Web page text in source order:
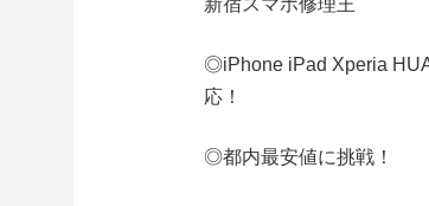
新宿スマホ修理王
◎iPhone iPad Xperia
応！
◎都内最安値に挑戦！